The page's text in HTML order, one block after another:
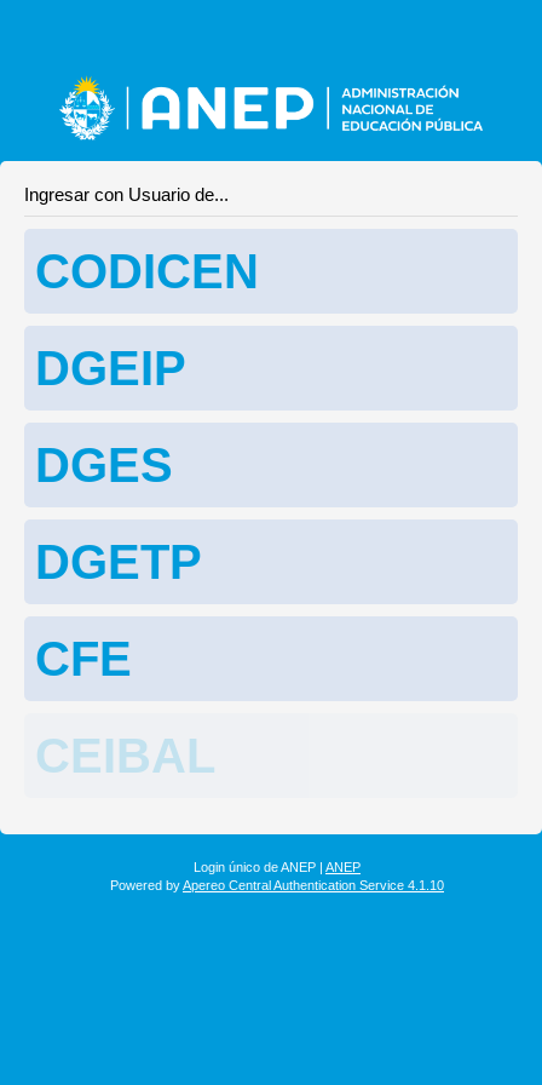
Ingresar con Usuario de...
CODICEN
DGEIP
DGES
DGETP
CFE
CEIBAL
Login único de ANEP | ANEP
Powered byApereo Central Authentication Service 4.1.10